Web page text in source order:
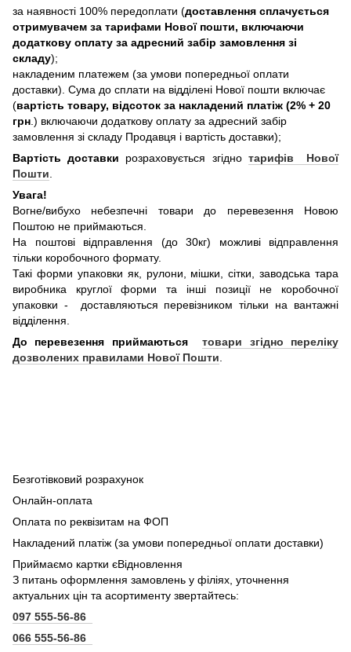
за наявності 100% передоплати (доставлення сплачується
отримувачем за тарифами Нової пошти, включаючи
додаткову оплату за адресний забір замовлення зі
складу);
накладеним платежем (за умови попередньої оплати
доставки). Сума до сплати на відділені Нової пошти включає
(вартість товару, відсоток за накладений платіж (2% + 20
грн .) включаючи додаткову оплату за адресний забір
замовлення зі складу Продавця і вартість доставки);
Вартість доставки розраховується згідно тарифів Нової
Пошти
Увага!
Вогне/вибухо небезпечні товари до перевезення Новою
Поштою не приймаються.
На поштові відправлення (до 30кг) можливі відправлення
тільки коробочного формату.
Такі форми упаковки як, рулони, мішки, сітки, заводська тара
виробника круглої форми та інші позиції не коробочної
упаковки - доставляються перевізником тільки на вантажні
відділення.
До перевезення приймаютьсятовари згідно переліку
дозволених правилами Нової Пошти
Безготівковий розрахунок
Онлайн-оплата
Оплата по реквізитам на ФОП
Накладений платіж (за умови попередньої оплати доставки)
Приймаємо картки єВідновлення
З питань оформлення замовлень у філіях, уточнення
актуальних цін та асортименту звертайтесь:
097 555-56-86
066 555-56-86